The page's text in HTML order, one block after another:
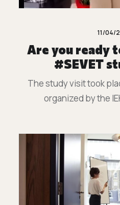
11/04/
Are you ready
#SEVET
The study visit took
organized by the